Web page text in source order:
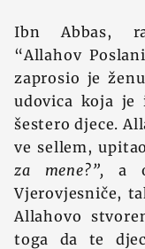
Ibn Abbas,
“Allahov
zaprosio je
udovica koja je
šestero djece.
ve sellem,
za mene?”,a
Vjerovjesniče,
Allahovo
toga da te